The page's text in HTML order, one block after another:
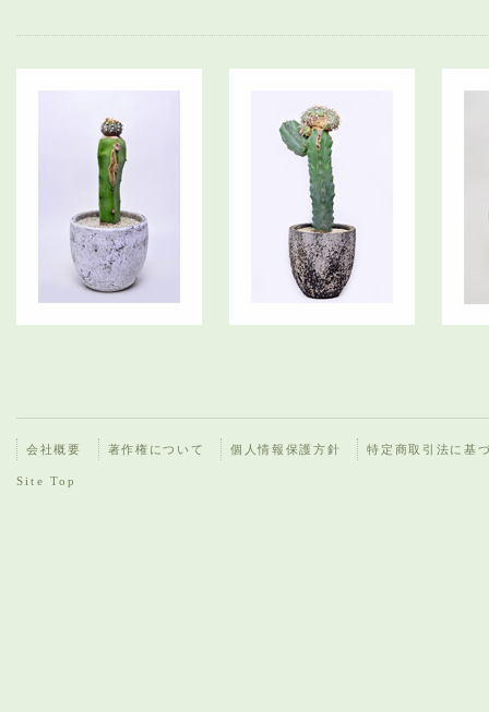
会社概要 著作権について 個人情報保護方針 特定商取引法に基
Site Top